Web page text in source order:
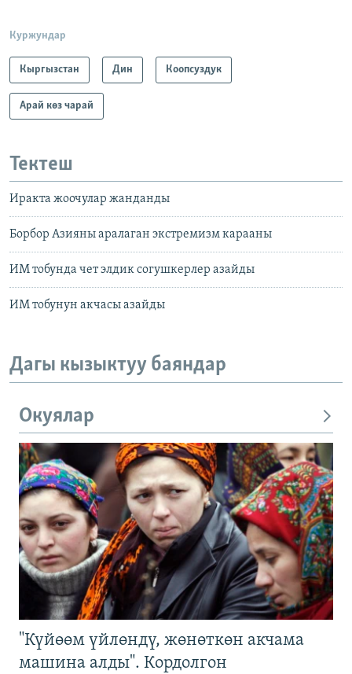
Куржундар
Кыргызстан Дин Коопсуздук
Арай көз чарай
Тектеш
Иракта жоочулар жанданды
Борбор Азияны аралаган экстремизм карааны
ИМ тобунда чет элдик согушкерлер азайды
ИМ тобунун акчасы азайды
Дагы кызыктуу баяндар
Окуялар
"Күйөөм үйлөндү, жөнөткөн акчама
машина алды". Кордолгон